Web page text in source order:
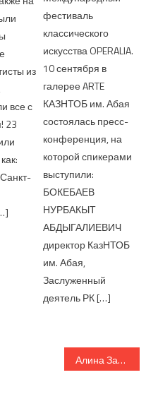
из
все с
23
фестиваль
классического
искусства OPERALIA.
10 сентября в
галерее ARTE
КАЗНТОБ им. Абая
состоялась пресс-
конференция, на
которой спикерами
выступили:
БОКЕБАЕВ
НУРБАКЫТ
АБДЫГАЛИЕВИЧ
директор КазНТОБ
им. Абая,
Заслуженный
деятель РК […]
Алина Загитова стала амбассадором Puma и представила новую коллекцию в Москве